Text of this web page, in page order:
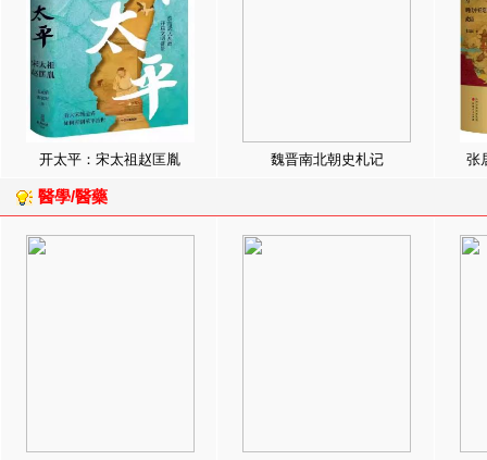
开太平：宋太祖赵匡胤 魏晋南北朝史札记 张
醫學/醫藥